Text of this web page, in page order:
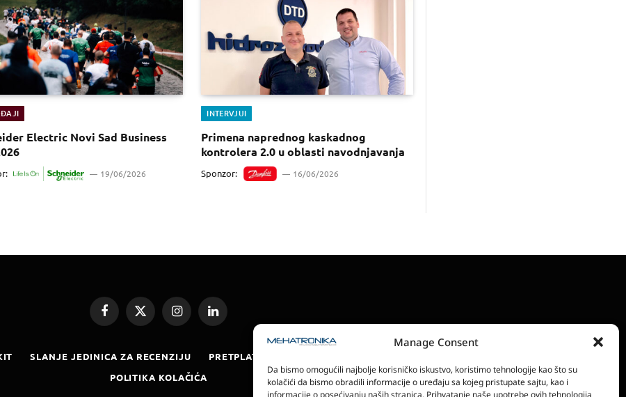
Manage Consent
Da bismo omogućili najbolje korisničko iskustvo, koristimo tehnologije kao što su
kolačići da bismo obradili informacije o uređaju sa kojeg pristupate sajtu, kao i
informacije o posećivanju naših stranica. Prihvatanje naše upotrebe ovih tehnologija
Electric Novi Sad Business
19/06/2026
INTERVJUI
Primena naprednog kaskadnog
kontrolera 2.0 u oblasti navodnjavanja
Sponzor: 16/06/2026
FacebookX
(Twitter)
InstagramLinkedIn
SLANJE JEDINICA ZA RECENZIJU PRETPLATA
POLITIKA KOLAČIĆA